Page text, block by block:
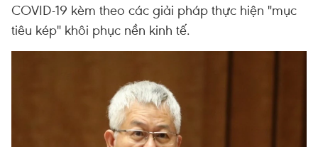
COVID-19 kèm theo các giải pháp thực hiện "mục
tiêu kép" khôi phục nền kinh tế.